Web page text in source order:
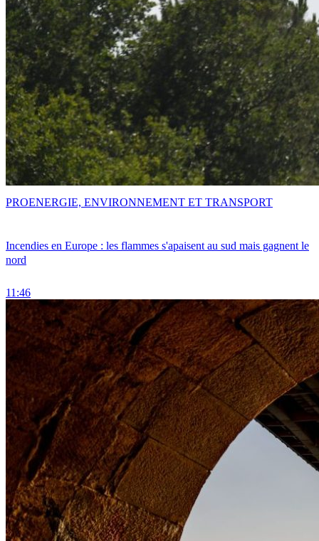
Incendies en Europe : les flammes s'apaisent au sud mais gagnent le
nord
11:46
PROENERGIE, ENVIRONNEMENT ET TRANSPORT